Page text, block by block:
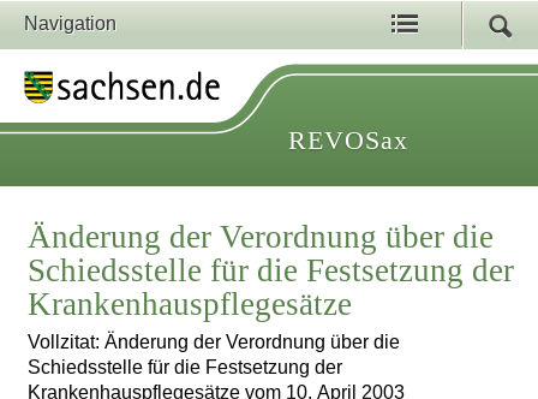
Navigation
REVOSax
Änderung der Verordnung über die
Schiedsstelle für die Festsetzung der
Krankenhauspflegesätze
Vollzitat: Änderung der Verordnung über die
Schiedsstelle für die Festsetzung der
Krankenhauspflegesätze vom 10. April 2003